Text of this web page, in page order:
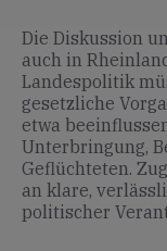
Die Diskussion
auch in
Landespolitik
gesetzliche
etwa
Unterbringung,
Geflüchteten.
an klare,
politischer